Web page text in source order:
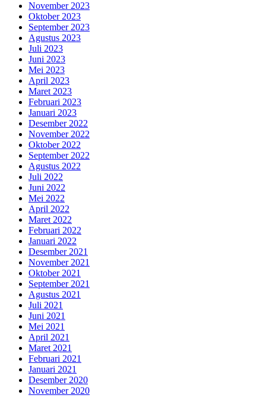
November 2023
Oktober 2023
September 2023
Agustus 2023
Juli 2023
Juni 2023
Mei 2023
April 2023
Maret 2023
Februari 2023
Januari 2023
Desember 2022
November 2022
Oktober 2022
September 2022
Agustus 2022
Juli 2022
Juni 2022
Mei 2022
April 2022
Maret 2022
Februari 2022
Januari 2022
Desember 2021
November 2021
Oktober 2021
September 2021
Agustus 2021
Juli 2021
Juni 2021
Mei 2021
April 2021
Maret 2021
Februari 2021
Januari 2021
Desember 2020
November 2020